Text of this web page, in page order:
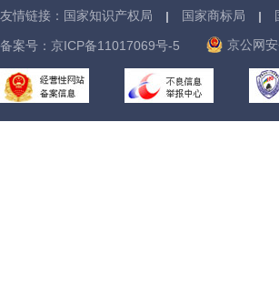
友情链接： 国家知识产权局 国家商标局
备案号： 京ICP备11017069号-5 京公网